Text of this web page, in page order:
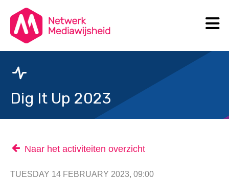
Dig It Up 2023
Naar het activiteiten overzicht
TUESDAY 14 FEBRUARY 2023, 09:00